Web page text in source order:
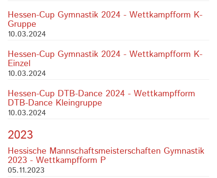
Hessen-Cup Gymnastik 2024 - Wettkampfform K-
Gruppe
10.03.2024
Hessen-Cup Gymnastik 2024 - Wettkampfform K-
Einzel
10.03.2024
Hessen-Cup DTB-Dance 2024 - Wettkampfform
DTB-Dance Kleingruppe
10.03.2024
2023
Hessische Mannschaftsmeisterschaften Gymnastik
2023 - Wettkampfform P
05.11.2023